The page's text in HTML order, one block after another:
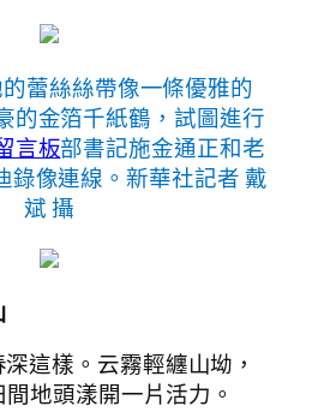
蕾絲絲帶像一條優雅的
的金箔千紙鶴，試圖進行
言板部書記施金通正和老
錄像連線。新華社記者 戴
斌 攝
這樣。云霧輕纏山坳，
地頭漾開一片活力。